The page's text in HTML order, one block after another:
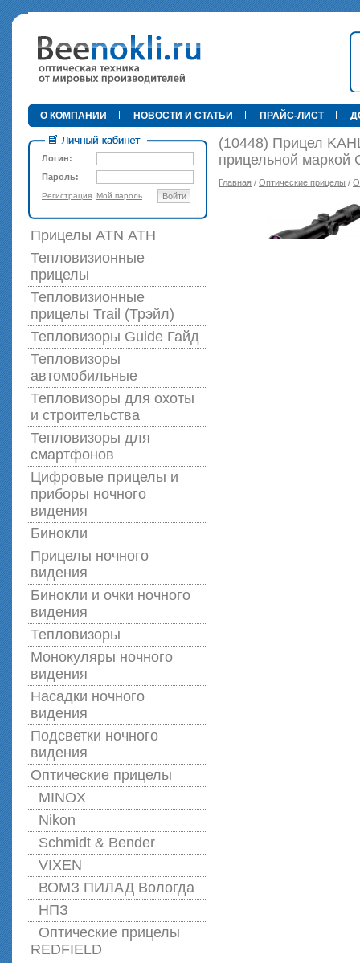
•
89 000
О КОМПАНИИ НОВОСТИ И СТАТЬИ ПРАЙС-ЛИСТ
Логин:
Пароль:
Регистрация Мой пароль Войти
Прицелы ATN АТН
Тепловизионные
прицелы
Тепловизионные
прицелы Trail (Трэйл)
Тепловизоры Guide Гайд
Тепловизоры
автомобильные
Тепловизоры для охоты
и строительства
Тепловизоры для
смартфонов
Цифровые прицелы и
приборы ночного
видения
Бинокли
Прицелы ночного
видения
Бинокли и очки ночного
видения
Тепловизоры
Монокуляры ночного
видения
Насадки ночного
видения
Подсветки ночного
видения
Оптические прицелы
MINOX
Nikon
Schmidt & Bender
VIXEN
ВОМЗ ПИЛАД Вологда
НПЗ
Оптические прицелы
REDFIELD
(10448) Прицел
прицельной маркой
Главная / Оптические прицелы /